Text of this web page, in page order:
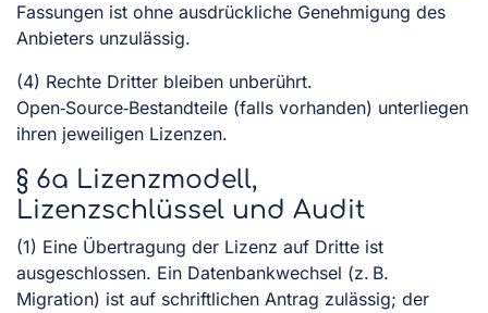
Fassungen ist ohne ausdrückliche Genehmigung des
Anbieters unzulässig.
(4) Rechte Dritter bleiben unberührt.
Open‑Source‑Bestandteile (falls vorhanden) unterliegen
ihren jeweiligen Lizenzen.
§ 6a Lizenzmodell,
Lizenzschlüssel und Audit
(1) Eine Übertragung der Lizenz auf Dritte ist
ausgeschlossen. Ein Datenbankwechsel (z. B.
Migration) ist auf schriftlichen Antrag zulässig; der